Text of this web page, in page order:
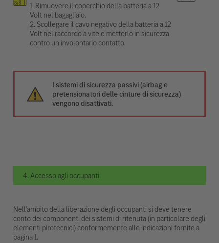
1. Rimuovere il coperchio della batteria a 12
Volt nel bagagliaio.
2. Scollegare il cavo negativo della batteria a 12
Volt nel raccordo a vite e metterlo in sicurezza
contro un involontario contatto.
I sistemi di sicurezza passivi (airbag e
pretensionatori delle cinture di sicurezza)
vengono disattivati.
4. Accesso agli occupanti
Nell'ambito della liberazione degli occupanti si deve tenere
conto dei componenti dei sistemi di ritenuta (in particolare degli
elementi pirotecnici) conformemente alle indicazioni fornite a
pagina 1.